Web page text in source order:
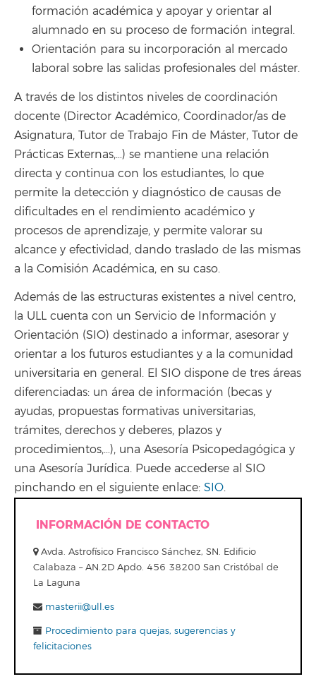
formación académica y apoyar y orientar al
alumnado en su proceso de formación integral.
Orientación para su incorporación al mercado
laboral sobre las salidas profesionales del máster.
A través de los distintos niveles de coordinación
docente (Director Académico, Coordinador/as de
Asignatura, Tutor de Trabajo Fin de Máster, Tutor de
Prácticas Externas,…) se mantiene una relación
directa y continua con los estudiantes, lo que
permite la detección y diagnóstico de causas de
dificultades en el rendimiento académico y
procesos de aprendizaje, y permite valorar su
alcance y efectividad, dando traslado de las mismas
a la Comisión Académica, en su caso.
Además de las estructuras existentes a nivel centro,
la ULL cuenta con un Servicio de Información y
Orientación (SIO) destinado a informar, asesorar y
orientar a los futuros estudiantes y a la comunidad
universitaria en general. El SIO dispone de tres áreas
diferenciadas: un área de información (becas y
ayudas, propuestas formativas universitarias,
trámites, derechos y deberes, plazos y
procedimientos,…), una Asesoría Psicopedagógica y
una Asesoría Jurídica. Puede accederse al SIO
pinchando en el siguiente enlace: SIO.
INFORMACIÓN DE CONTACTO
Avda. Astrofísico Francisco Sánchez, SN. Edificio
Calabaza – AN.2D Apdo. 456 38200 San Cristóbal de
La Laguna
masterii@ull.es
Procedimiento para quejas, sugerencias y
felicitaciones